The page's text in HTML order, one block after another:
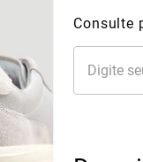
Consulte